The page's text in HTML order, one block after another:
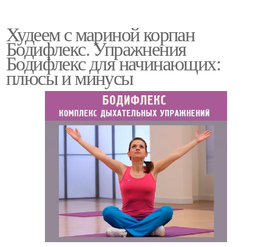
Худеем с мариной корпан
Бодифлекс. Упражнения
Бодифлекс для начинающих:
плюсы и минусы